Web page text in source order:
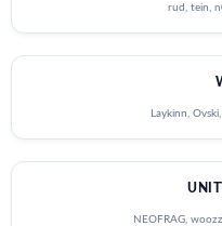
rud, tein,
Laykinn,
NEOFRAG,